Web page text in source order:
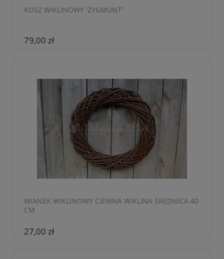
KOSZ WIKLINOWY 'ZYGMUNT'
79,00 zł
WIANEK WIKLINOWY CIEMNA WIKLINA ŚREDNICA 40
CM
27,00 zł